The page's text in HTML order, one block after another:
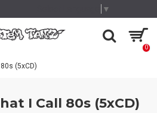
▼
0
(5xCD)
I Call 80s (5xCD)